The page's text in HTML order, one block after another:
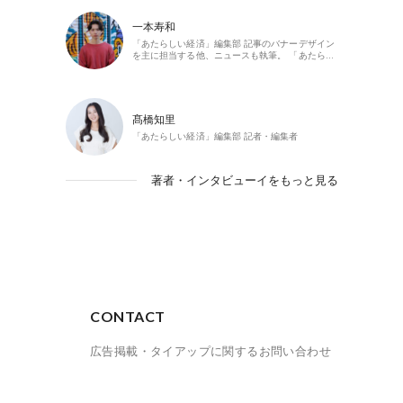
一本寿和
「あたらしい経済」編集部 記事のバナーデザイン
を主に担当する他、ニュースも執筆。 「あたら…
髙橋知里
「あたらしい経済」編集部 記者・編集者
著者・インタビューイをもっと見る
CONTACT
広告掲載・タイアップに関するお問い合わせ